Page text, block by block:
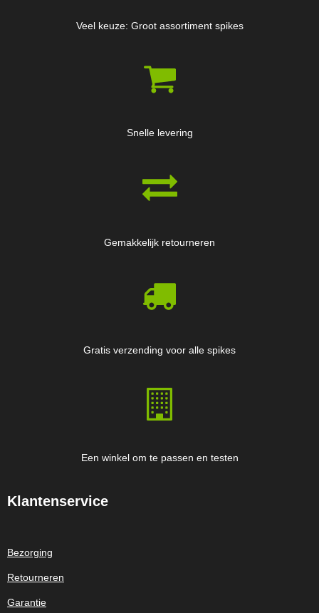
Veel keuze: Groot assortiment spikes
Snelle levering
Gemakkelijk retourneren
Gratis verzending voor alle spikes
Een winkel om te passen en testen
Klantenservice
Bezorging
Retourneren
Garantie